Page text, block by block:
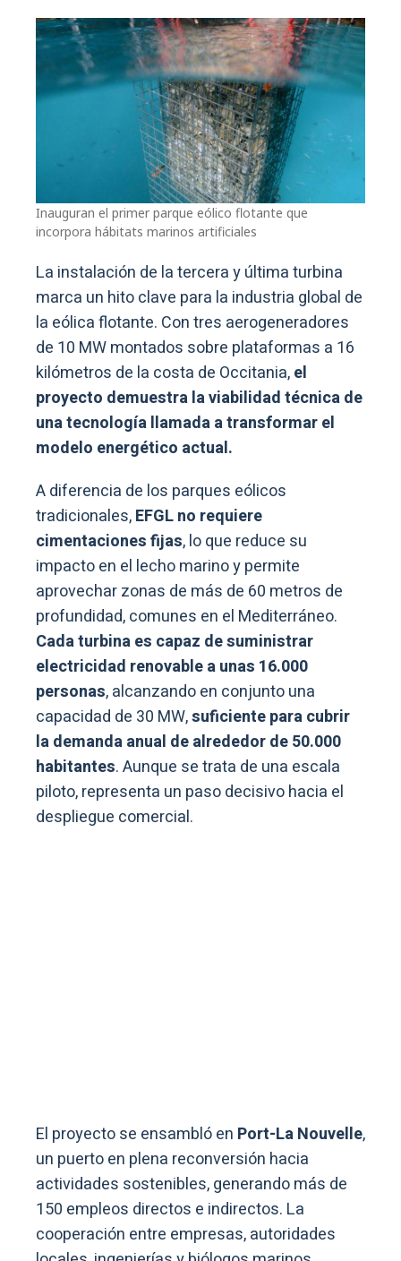
Inauguran el primer parque eólico flotante que
incorpora hábitats marinos artificiales
La instalación de la tercera y última turbina
marca un hito clave para la industria global de
la eólica flotante. Con tres aerogeneradores
de 10 MW montados sobre plataformas a 16
kilómetros de la costa de Occitania,el
proyecto demuestra la viabilidad técnica de
una tecnología llamada a transformar el
modelo energético actual.
A diferencia de los parques eólicos
tradicionales,EFGL no requiere
cimentaciones fijas, lo que reduce su
impacto en el lecho marino y permite
aprovechar zonas de más de 60 metros de
profundidad, comunes en el Mediterráneo.
Cada turbina es capaz de suministrar
electricidad renovable a unas 16.000
personas, alcanzando en conjunto una
capacidad de 30 MW,suficiente para cubrir
la demanda anual de alrededor de 50.000
habitantes. Aunque se trata de una escala
piloto, representa un paso decisivo hacia el
despliegue comercial.
El proyecto se ensambló en Port-La Nouvelle,
un puerto en plena reconversión hacia
actividades sostenibles, generando más de
150 empleos directos e indirectos. La
cooperación entre empresas, autoridades